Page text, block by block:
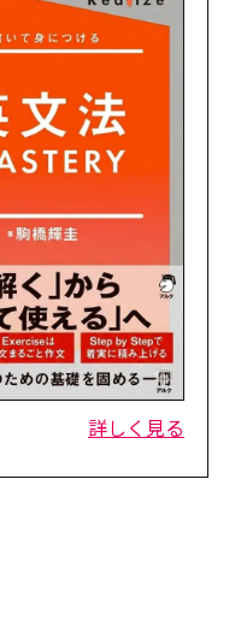
詳しく見る